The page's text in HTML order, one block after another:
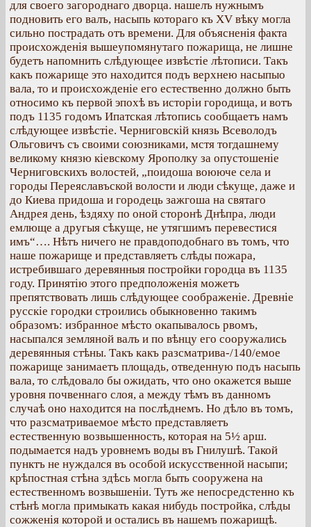
для своего загороднаго дворца. нашелъ нужнымъ
подновить его валъ, насыпь котораго къ XV вѣку могла
сильно пострадать отъ времени. Для объясненія факта
происхожденія вышеупомянутаго пожарища, не лишне
будетъ напомнить слѣдующее извѣстіе лѣтописи. Такъ
какъ пожарище это находится подъ верхнею насыпыо
вала, то и происхожденіе его естественно должно быть
относимо къ первой эпохѣ въ исторіи городища, и вотъ
подъ 1135 годомъ Ипатская лѣтопись сообщаетъ намъ
слѣдующее извѣстіе. Черниговскій князь Всеволодъ
Ольговичъ съ своими союзниками, мстя тогдашнему
великому князю кіевскому Ярополку за опустошеніе
Черниговскихъ волостей, „поидоша воююче села и
городы Переяславъской волости и люди сѣкуще, даже и
до Киева придоша и городець зажгоша на святаго
Андрея день, ѣздяху по оной сторонѣ Днѣпра, люди
емлюще а другыя сѣкуще, не утягшимъ перевестися
имъ“…. Нѣтъ ничего не правдоподобнаго въ томъ, что
наше пожарище и представляетъ слѣды пожара,
истребившаго деревянныя постройки городца въ 1135
году. Принятію этого предположенія можетъ
препятствовать лишь слѣдующее соображеніе. Древніе
русскіе городки строились обыкновенно такимъ
образомъ: избранное мѣсто окапывалось рвомъ,
насыпался земляной валъ и по вѣнцу его сооружались
деревянныя стѣны. Такъ какъ разсматрива-/140/емое
пожарище занимаетъ площадь, отведенную подъ насыпь
вала, то слѣдовало бы ожидать, что оно окажется выше
уровня почвеннаго слоя, а между тѣмъ въ данномъ
случаѣ оно находится на послѣднемъ. Но дѣло въ томъ,
что разсматриваемое мѣсто представляетъ
естественную возвышенность, которая на 5½ арш.
подымается надъ уровнемъ воды въ Гнилушѣ. Такой
пунктъ не нуждался въ особой искусственной насыпи;
крѣпостная стѣна здѣсь могла быть сооружена на
естественномъ возвышеніи. Тутъ же непосредстенно къ
стѣнѣ могла примыкать какая нибудь постройка, слѣды
сожженія которой и остались въ нашемъ пожарищѣ.